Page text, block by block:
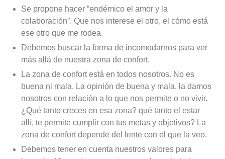
Se propone hacer “endémico el amor y la
colaboración”. Que nos interese el otro, el cómo está
ese otro que me rodea.
Debemos buscar la forma de incomodarnos para ver
más allá de nuestra zona de confort.
La zona de confort está en todos nosotros. No es
buena ni mala. La opinión de buena y mala, la damos
nosotros con relación a lo que nos permite o no vivir.
¿Qué tanto creces en esa zona? qué tanto el estar
allí, te permite cumplir con tus metas y objetivos? La
zona de confort depende del lente con el que la veo.
Debemos tener en cuenta nuestros valores para